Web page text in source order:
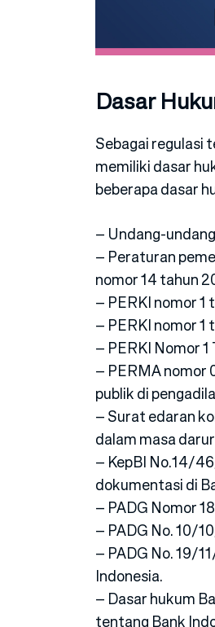
Dasar
Sebagai regulasi
memiliki dasar
beberapa dasar
– Undang-
– Peraturan
nomor 14 tahun
– PERKI nomor
– PERKI nomor
– PERKI Nomor
– PERMA nomor
publik di
– Surat edaran
dalam masa
– KepBI No.14/
dokumentasi di
– PADG Nomor
– PADG No. 10/
– PADG No. 19/
Indonesia.
– Dasar hukum
tentang Bank